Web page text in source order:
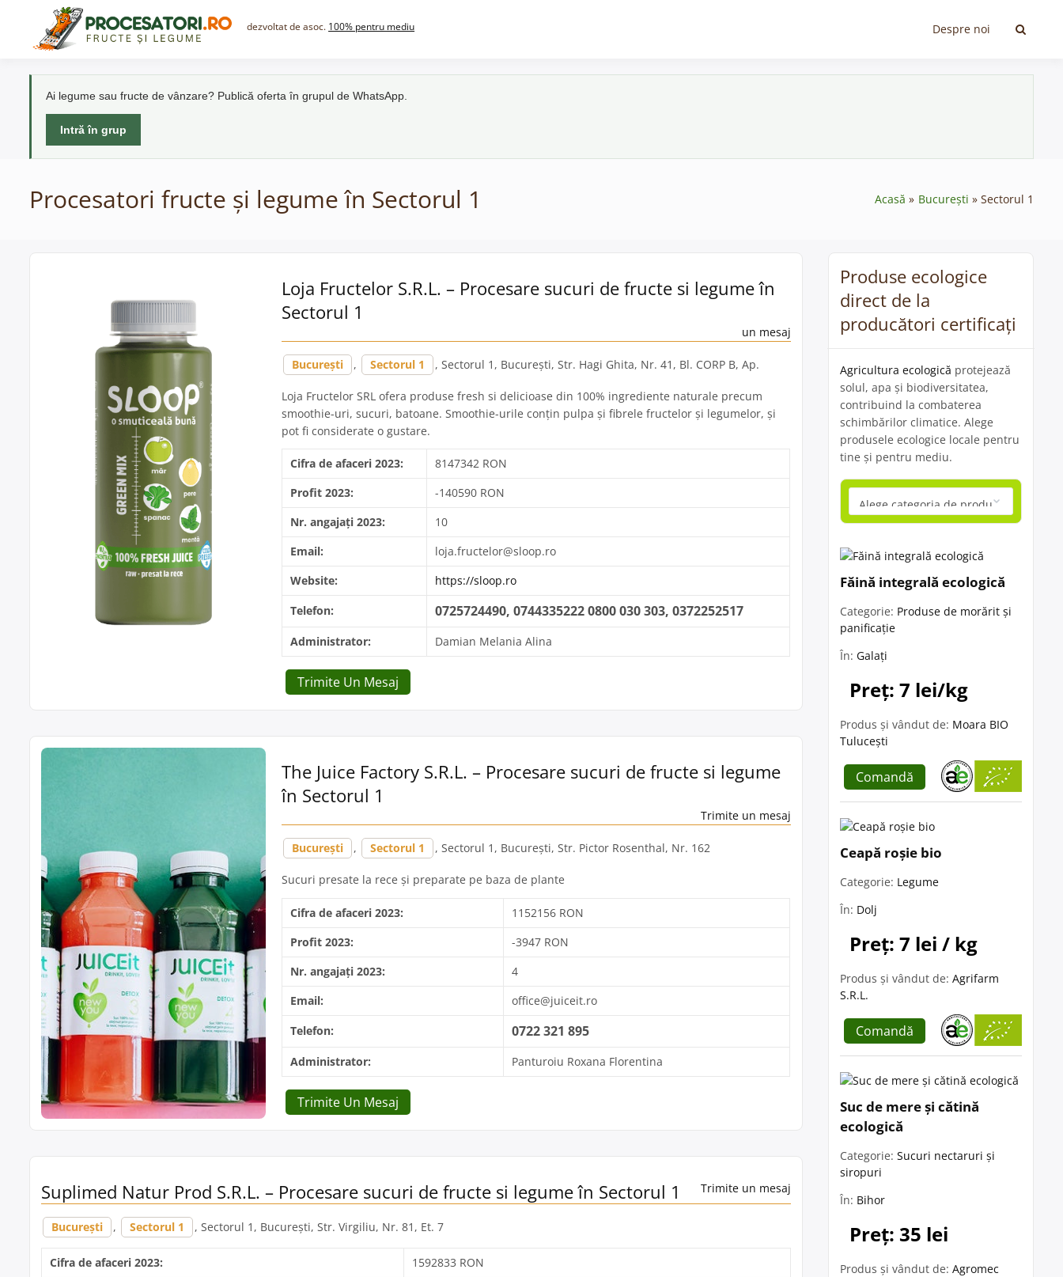
content
dezvoltat de asoc. 100% pentru mediu Despre noi
Ai legume sau fructe de vânzare? Publică oferta în grupul de WhatsApp.
Intră în grup
Procesatori fructe și legume în Sectorul 1 Acasă București Sectorul 1
Loja Fructelor S.R.L. – Procesare sucuri de fructe si legume în
Sectorul 1
un mesaj
București , Sectorul 1 , Sectorul 1, București, Str. Hagi Ghita, Nr. 41, Bl. CORP B, Ap.
Loja Fructelor SRL ofera produse fresh si delicioase din 100% ingrediente naturale precum
smoothie-uri, sucuri, batoane. Smoothie-urile conțin pulpa și fibrele fructelor și legumelor, și
pot fi considerate o gustare.
Cifra de afaceri 2023:
8147342 RON
Profit 2023:
-140590 RON
Nr. angajați 2023:
10
Email:
loja.fructelor@sloop.ro
Website:
https://sloop.ro
Telefon:
0725724490, 0744335222 0800 030 303, 0372252517
Administrator: Damian Melania Alina
Trimite Un Mesaj
The Juice Factory S.R.L. – Procesare sucuri de fructe si legume
în Sectorul 1
Trimite un mesaj
București , Sectorul 1 , Sectorul 1, București, Str. Pictor Rosenthal, Nr. 162
Sucuri presate la rece și preparate pe baza de plante
Cifra de afaceri 2023:
1152156 RON
Profit 2023:
-3947 RON
Nr. angajați 2023:
4
Email:
office@juiceit.ro
Telefon:
0722 321 895
Administrator: Panturoiu Roxana Florentina
Trimite Un Mesaj
Suplimed Natur Prod S.R.L. – Procesare sucuri de fructe si legume în Sectorul 1 Trimite un mesaj
București , Sectorul 1 , Sectorul 1, București, Str. Virgiliu, Nr. 81, Et. 7
Cifra de afaceri 2023:
1592833 RON
Produse ecologice
direct de la
producători certificați
Agricultura ecologică protejează
solul, apa și biodiversitatea,
contribuind la combaterea
schimbărilor climatice. Alege
produsele ecologice locale pentru
tine și pentru mediu.
Făină integrală ecologică
Categorie: Produse de morărit și
panificație
În: Galați
Preț: 7 lei/kg
Produs și vândut de: Moara BIO
Tulucești
Comandă
Ceapă roșie bio
Categorie: Legume
În: Dolj
Preț: 7 lei / kg
Produs și vândut de: Agrifarm
S.R.L.
Comandă
Suc de mere și cătină
ecologică
Categorie: Sucuri nectaruri și
siropuri
În: Bihor
Preț: 35 lei
Produs și vândut de: Agromec